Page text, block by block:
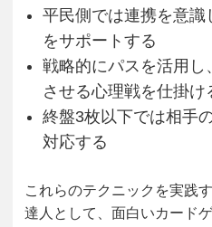
平民側では連携を意識
をサポートする
戦略的にパスを活用
させる心理戦を仕掛け
終盤3枚以下では相手
対応する
これらのテクニックを実践
達人として、面白いカード